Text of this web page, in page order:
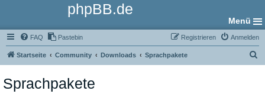
phpBB.de
Menü
FAQ Pastebin Anmelden
Registrieren
Startseite Community Downloads Sprachpakete
Sprachpakete